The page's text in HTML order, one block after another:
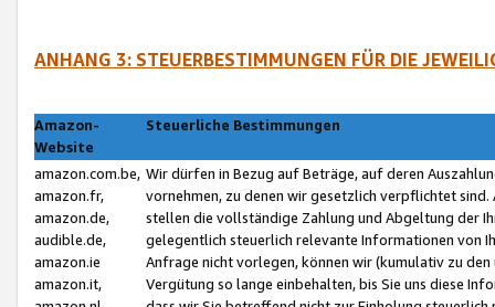
ANHANG 3: STEUERBESTIMMUNGEN FÜR DIE
Amazon-
Website
Steuerliche Bestimmungen
amazon.com.be,
amazon.fr,
amazon.de,
audible.de,
amazon.ie
amazon.it,
Wir dürfen in Bezug auf Beträge, auf deren
vornehmen, zu denen wir gesetzlich verpflichtet
stellen die vollständige Zahlung und Abgeltung der
gelegentlich steuerlich relevante Informationen von
Anfrage nicht vorlegen, können wir (kumulativ zu
Vergütung so lange einbehalten, bis Sie uns diese